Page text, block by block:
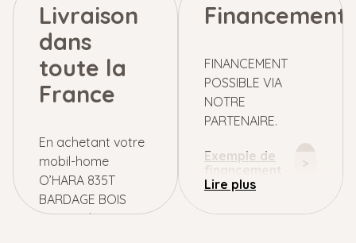
Livraison
dans
toute la
France
En achetant votre
mobil-home
O’HARA 835T
BARDAGE BOIS
auprès de
Financement
FINANCEMENT
POSSIBLE VIA
NOTRE
PARTENAIRE.
Exemple de
financement